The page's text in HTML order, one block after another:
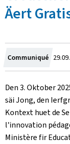
Äert
Communiqué
on
Den 3. Oktober
säi Jong, den
Kontext huet de
l'innovation
Ministère fir